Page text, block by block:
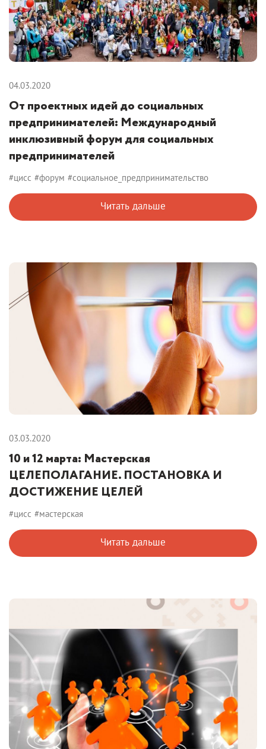
04.03.2020
От проектных идей до социальных
предпринимателей: Международный
инклюзивный форум для социальных
предпринимателей
#цисс #форум #социальное_предпринимательство
Читать дальше
03.03.2020
10 и 12 марта: Мастерская
ЦЕЛЕПОЛАГАНИЕ. ПОСТАНОВКА И
ДОСТИЖЕНИЕ ЦЕЛЕЙ
#цисс #мастерская
Читать дальше